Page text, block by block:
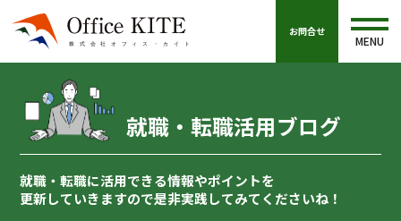
お問合せ
MENU
就職・転職活用ブログ
就職・転職に活用できる情報やポイントを
更新していきますので是非実践してみてくださいね！